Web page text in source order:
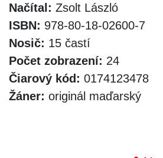
Načítal: Zsolt László
ISBN: 978-80-18-02600-7
Nosič: 15 častí
Počet zobrazení: 24
Čiarový kód: 0174123478
Žáner: originál maďarský